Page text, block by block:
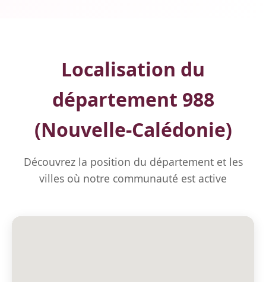
Localisation du
département 988
(Nouvelle-Calédonie)
Découvrez la position du département et les
villes où notre communauté est active